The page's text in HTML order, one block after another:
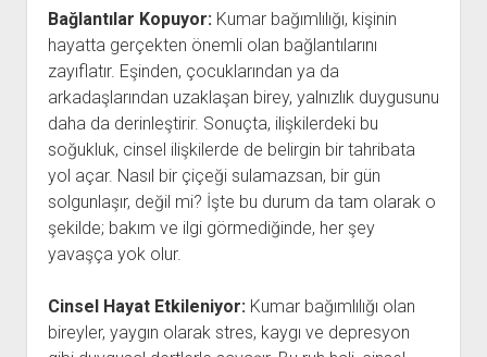
Bağlantılar Kopuyor:Kumar bağımlılığı, kişinin
hayatta gerçekten önemli olan bağlantılarını
zayıflatır. Eşinden, çocuklarından ya da
arkadaşlarından uzaklaşan birey, yalnızlık duygusunu
daha da derinleştirir. Sonuçta, ilişkilerdeki bu
soğukluk, cinsel ilişkilerde de belirgin bir tahribata
yol açar. Nasıl bir çiçeği sulamazsan, bir gün
solgunlaşır, değil mi? İşte bu durum da tam olarak o
şekilde; bakım ve ilgi görmediğinde, her şey
yavaşça yok olur.
Cinsel Hayat Etkileniyor:Kumar bağımlılığı olan
bireyler, yaygın olarak stres, kaygı ve depresyon